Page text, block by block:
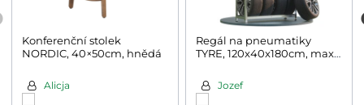
Konferenční stolek
NORDIC, 40×50cm, hnědá
Alicja
Regál na pneumatiky
TYRE, 120x40x180cm, max.
hnědáJozef